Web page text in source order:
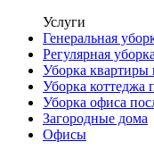
Услуги
Генеральная
Регулярная уборка
Уборка квартиры
Уборка коттеджа
Уборка офиса
Загородные дома
Офисы